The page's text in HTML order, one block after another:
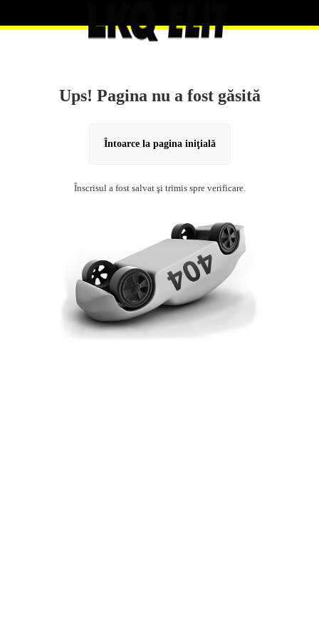
Ups! Pagina nu a fost găsită
Întoarce la pagina iniţială
Înscrisul a fost salvat şi trimis spre verificare.